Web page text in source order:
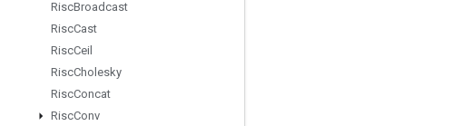
RiscBroadcast
RiscCast
RiscCeil
RiscCholesky
RiscConcat
RiscConv
Twitter
YouTube